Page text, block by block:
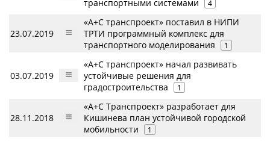
транспортными системами
4
23.07.2019
«А+С транспроект» поставил в НИПИ
ТРТИ программный комплекс для
транспортного моделирования
1
03.07.2019
«А+С транспроект» начал развивать
устойчивые решения для
градостроительства
1
28.11.2018
«А+С Транспроект» разработает для
Кишинева план устойчивой городской
мобильности
1